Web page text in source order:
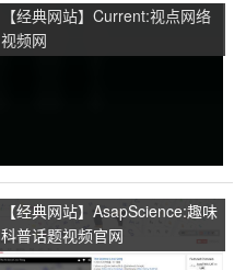
【经典网站】Current:视点网络
视频网
【经典网站】AsapScience:趣味
科普话题视频官网